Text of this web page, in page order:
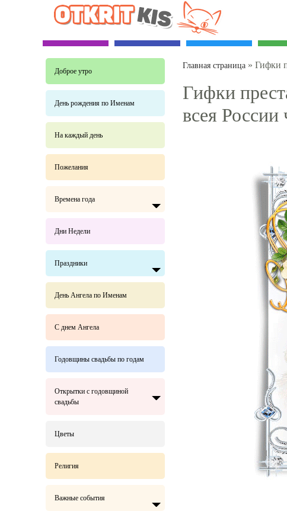
Доброе утро
День рождения по Именам
На каждый день
Пожелания
Времена года
Дни Недели
Праздники
День Ангела по Именам
С днем Ангела
Годовщины свадьбы по годам
Открытки с годовщиной
свадьбы
Цветы
Религия
Важные события
Главная страница » Гифки
Гифки
всея России